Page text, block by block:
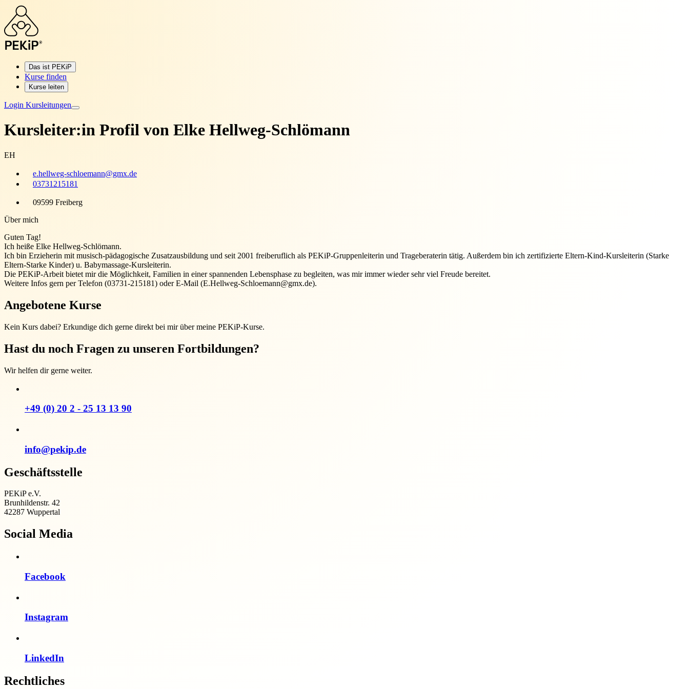
Das ist PEKiP
Kurse finden
Kurse leiten
Login Kursleitungen
Kursleiter:in Profil von Elke Hellweg-Schlömann
EH
e.hellweg-schloemann@gmx.de
03731215181
09599 Freiberg
Über mich
Guten Tag!
Ich heiße Elke Hellweg-Schlömann.
Ich bin Erzieherin mit musisch-pädagogische Zusatzausbildung und seit 2001 freiberuflich als PEKiP-Gruppenleiterin und Trageberaterin tätig. Außerdem bin ich zertifizierte Eltern-Kind-Kursleiterin (Starke
Eltern-Starke Kinder) u. Babymassage-Kursleiterin.
Die PEKiP-Arbeit bietet mir die Möglichkeit, Familien in einer spannenden Lebensphase zu begleiten, was mir immer wieder sehr viel Freude bereitet.
Weitere Infos gern per Telefon (03731-215181) oder E-Mail (E.Hellweg-Schloemann@gmx.de).
Angebotene Kurse
Kein Kurs dabei? Erkundige dich gerne direkt bei mir über meine PEKiP-Kurse.
Hast du noch Fragen zu unseren Fortbildungen?
Wir helfen dir gerne weiter.
+49 (0) 20 2 - 25 13 13 90
info@pekip.de
Geschäftsstelle
PEKiP e.V.
Brunhildenstr. 42
42287 Wuppertal
Social Media
Facebook
Instagram
LinkedIn
Rechtliches